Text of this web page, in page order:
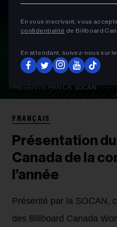
En vous inscrivant, vous
confidentialité de Billboard
En attendant, suivez‑nous sur
FRANÇAIS
Présentation
Canada de la
l’année
Présenté par la SOCAN,
des Billboard Canada